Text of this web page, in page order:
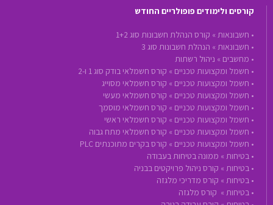
קורסים ולימודים פופולריים החודש
• חשבונאות » קורס הנהלת חשבונות סוג 1+2
• חשבונאות » הנהלת חשבונות סוג 3
• מחשבים » ניהול רשתות
• חשמל ומקצועות טכניים » קורס חשמלאי בודק סוג 1 ו-2
• חשמל ומקצועות טכניים » קורס חשמלאי מסוייג
• חשמל ומקצועות טכניים » קורס חשמלאי מעשי
• חשמל ומקצועות טכניים » קורס חשמלאי מוסמך
• חשמל ומקצועות טכניים » קורס חשמלאי ראשי
• חשמל ומקצועות טכניים » קורס חשמלאי מתח גבוה
• חשמל ומקצועות טכניים » קורס בקרים מתוכנתים PLC
• בטיחות » ממונה בטיחות בעבודה
• בטיחות » קורס ניהול פרויקטים בבניה
• בטיחות » קורס מדריכי מלגזה
• בטיחות » קורס מלגזה